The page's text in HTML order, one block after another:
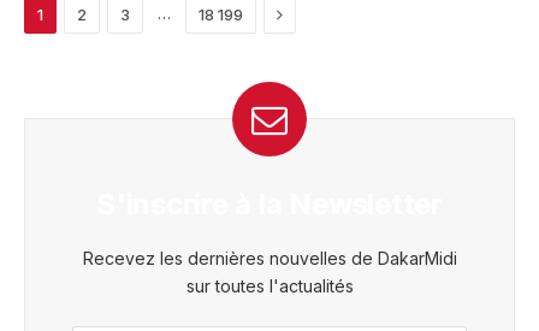
1 2 3 … 18 199 Next
Recevez les dernières nouvelles de DakarMidi
sur toutes l'actualités